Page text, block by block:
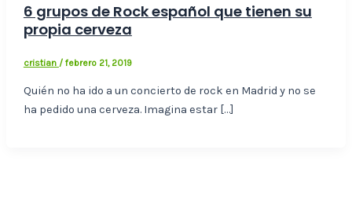
6 grupos de Rock español que tienen su
propia cerveza
cristian / febrero 21, 2019
Quién no ha ido a un concierto de rock en Madrid y no se
ha pedido una cerveza. Imagina estar […]